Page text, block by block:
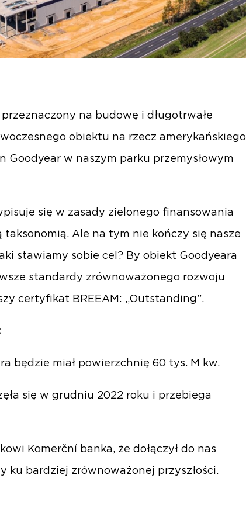
na budowę i długotrwałe
obiektu na rzecz amerykańskiego
Goodyear w naszym parku przemysłowym
się w zasady zielonego finansowania
taksonomią. Ale na tym nie kończy się nasze
stawiamy sobie cel? By obiekt Goodyeara
standardy zrównoważonego rozwoju
certyfikat BREEAM: „Outstanding”.
będzie miał powierzchnię 60 tys. M kw.
się w grudniu 2022 roku i przebiega
Komerční banka, że dołączył do nas
ku bardziej zrównoważonej przyszłości.